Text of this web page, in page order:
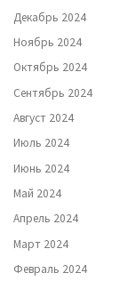
Декабрь 2024
Ноябрь 2024
Октябрь 2024
Сентябрь 2024
Август 2024
Июль 2024
Июнь 2024
Май 2024
Апрель 2024
Март 2024
Февраль 2024